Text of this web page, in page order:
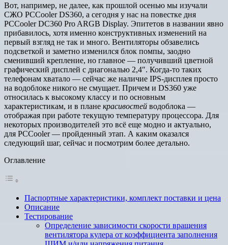
Вот, например, не далее, как прошлой осенью мы изучали
СЖО PCCooler DS360, а сегодня у нас на повестке дня
PCCooler DC360 Pro ARGB Display. Эпитетов в названии явно
прибавилось, хотя именно конструктивных изменений на
первый взгляд не так и много. Вентиляторы обзавелись
подсветкой и заметно изменился блок помпы, заодно
сменивший крепление, но главное — получивший цветной
графический дисплей с диагональю 2,4″. Когда-то таких
телефонам хватало — сейчас же наличие IPS-дисплея просто
на водоблоке никого не смущает. Причем и DS360 уже
относилась к высокому классу и по основным
характеристикам, и в плане красивостей водоблока —
отображая при работе текущую температуру процессора. Для
некоторых производителей это всё еще модно и актуально,
для PCCooler — пройденный этап. А каким оказался
следующий шаг, сейчас и посмотрим более детально.
Оглавление
Паспортные характеристики, комплект поставки и цена
Описание
Тестирование
Определение зависимости скорости вращения
вентилятора кулера от коэффициента заполнения